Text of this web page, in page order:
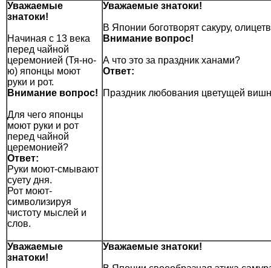
Уважаемые
знатоки!
Начиная с 13 века
перед чайной
церемонией (Тя-но-
ю) японцы моют
руки и рот.
Внимание вопрос!
Для чего японцы
моют руки и рот
перед чайной
церемонией?
Ответ:
Руки моют-смывают
суету дня.
Рот моют-
символизируя
чистоту мыслей и
слов.
Уважаемые знатоки!
В Японии боготворят сакуру,
Внимание вопрос!
А что это за праздник ханами?
Ответ:
Праздник любования цветущей
Уважаемые
знатоки!
Уважаемые знатоки!